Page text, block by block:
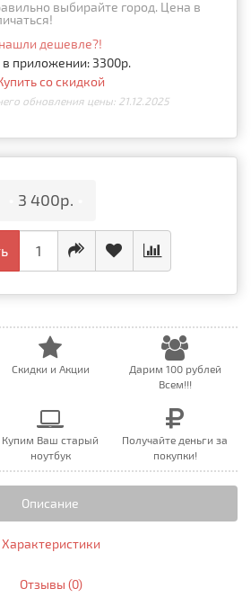
выбирайте город. Цена в
нашли дешевле?!
приложении: 3300р.
со скидкой
обновления цены: 21.12.2025
3 400р.
Скидки и Акции
Дарим 100 рублей
Всем!!!
Купим Ваш старый
ноутбук
Получайте деньги за
покупки!
Описание
Характеристики
Отзывы (0)